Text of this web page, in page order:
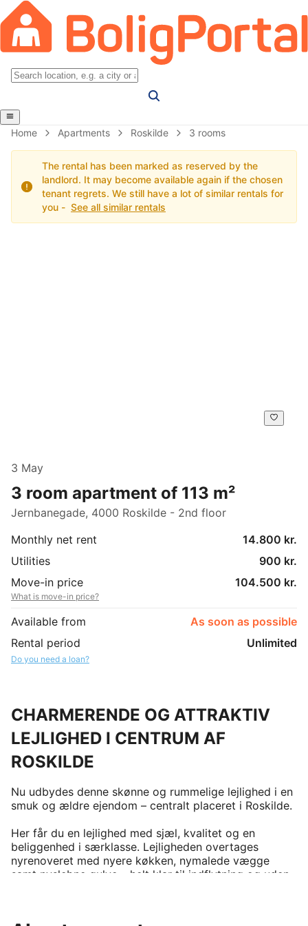
Home Apartments Roskilde 3 rooms
The rental has been marked as reserved by the
landlord. It may become available again if the chosen
tenant regrets. We still have a lot of similar rentals for
you - See all similar rentals
3 May
3 room apartment of 113 m²
Jernbanegade, 4000 Roskilde - 2nd floor
Monthly net rent
14.800 kr.
Utilities
900 kr.
Move-in price
104.500 kr.
What is move-in price?
Available from
As soon as possible
Rental period
Unlimited
Do you need a loan?
CHARMERENDE OG ATTRAKTIV
LEJLIGHED I CENTRUM AF
ROSKILDE
Nu udbydes denne skønne og rummelige lejlighed i en
smuk og ældre ejendom – centralt placeret i Roskilde.
Her får du en lejlighed med sjæl, kvalitet og en
beliggenhed i særklasse. Lejligheden overtages
nyrenoveret med nyere køkken, nymalede vægge
samt nyslebne gulve – helt klar til indflytning og uden